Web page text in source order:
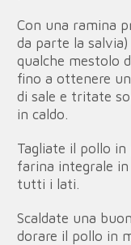
Con una ramina
da parte la
qualche mestolo
fino a ottenere
di sale e tritate
in caldo.
Tagliate il pollo in
farina integrale
tutti i lati.
Scaldate una
dorare il pollo in